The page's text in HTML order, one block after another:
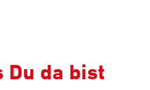
Du da bist